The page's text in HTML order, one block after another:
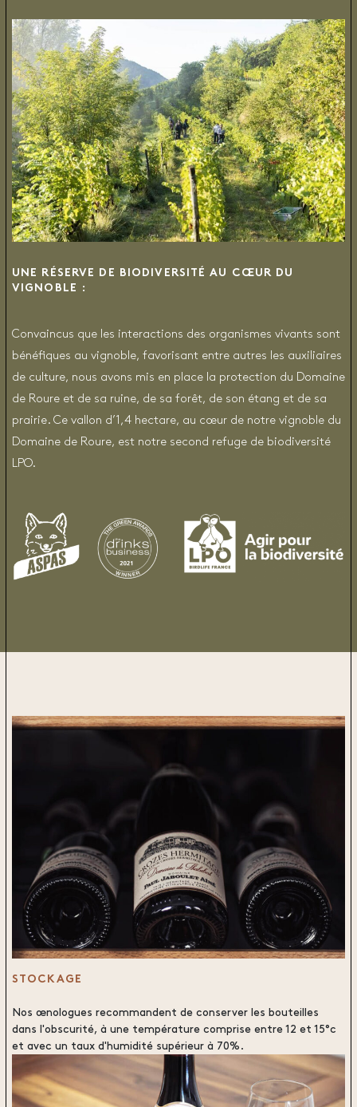
UNE RÉSERVE DE BIODIVERSITÉ AU CŒUR DU
VIGNOBLE :
Convaincus que les interactions des organismes vivants sont
bénéfiques au vignoble, favorisant entre autres les auxiliaires
de culture, nous avons mis en place la protection du Domaine
de Roure et de sa ruine, de sa forêt, de son étang et de sa
prairie. Ce vallon d’1,4 hectare, au cœur de notre vignoble du
Domaine de Roure, est notre second refuge de biodiversité
LPO.
STOCKAGE
Nos œnologues recommandent de conserver les bouteilles
dans l'obscurité, à une température comprise entre 12 et 15°c
et avec un taux d'humidité supérieur à 70%.